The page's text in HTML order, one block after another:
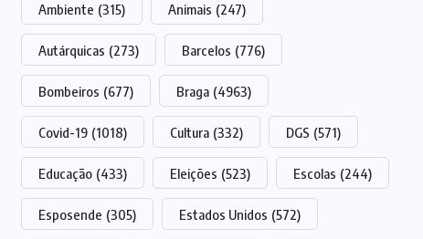
Ambiente (315) Animais (247)
Autárquicas (273) Barcelos (776)
Bombeiros (677) Braga (4963)
Covid-19 (1018) Cultura (332) DGS (571)
Educação (433) Eleições (523) Escolas (244)
Esposende (305) Estados Unidos (572)